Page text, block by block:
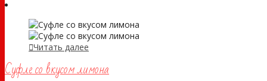
Читать далее
Суфле со вкусом лимона